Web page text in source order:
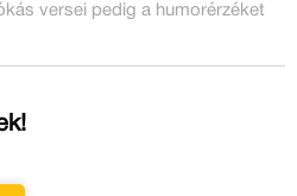
versei pedig a humorérzéket